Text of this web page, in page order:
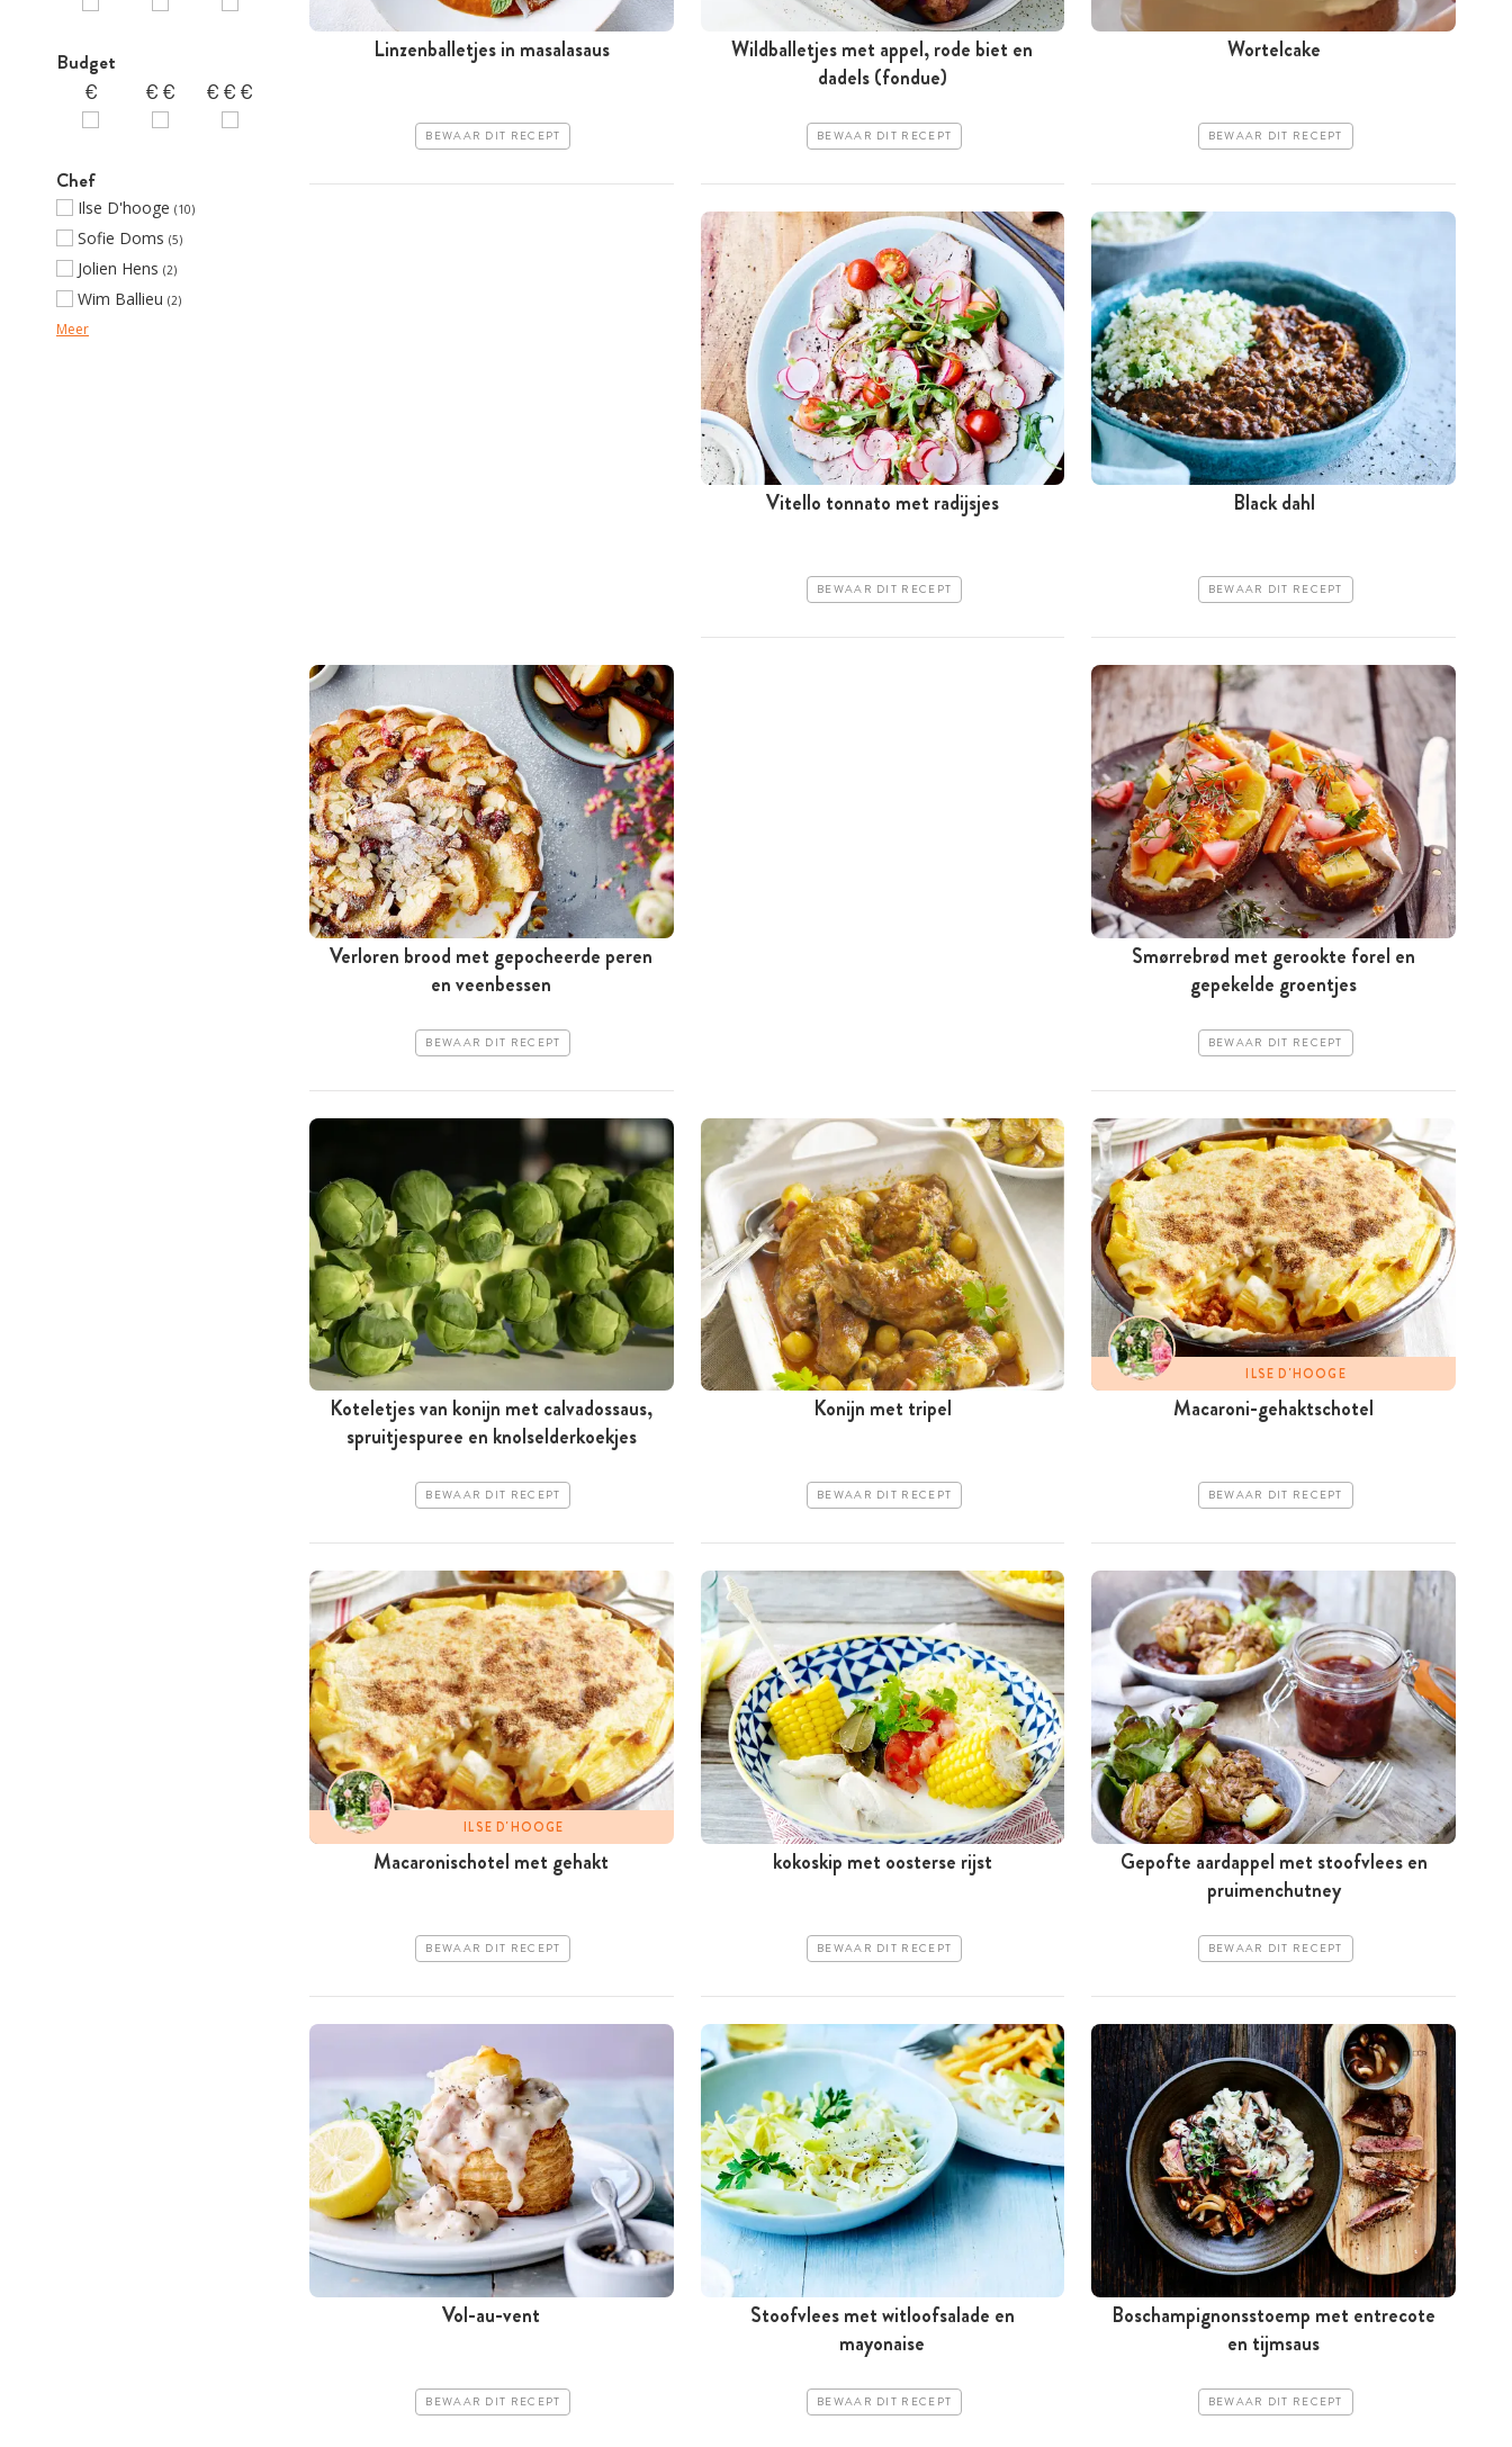
Budget
Chef
Ilse D'hooge (10)
Sofie Doms (5)
Jolien Hens (2)
Wim Ballieu (2)
Meer
Linzenballetjes in masalasaus
BEWAAR DIT RECEPT
Wildballetjes met appel, rode biet en
dadels (fondue)
BEWAAR DIT RECEPT
Wortelcake
BEWAAR DIT RECEPT
Vitello tonnato met radijsjes
BEWAAR DIT RECEPT
Black dahl
BEWAAR DIT RECEPT
Verloren brood met gepocheerde peren
en veenbessen
BEWAAR DIT RECEPT
Smørrebrød met gerookte forel en
gepekelde groentjes
BEWAAR DIT RECEPT
Koteletjes van konijn met calvadossaus,
spruitjespuree en knolselderkoekjes
BEWAAR DIT RECEPT
Konijn met tripel
BEWAAR DIT RECEPT
ILSE D'HOOGE
Macaroni-gehaktschotel
BEWAAR DIT RECEPT
ILSE D'HOOGE
Macaronischotel met gehakt
BEWAAR DIT RECEPT
kokoskip met oosterse rijst
BEWAAR DIT RECEPT
Gepofte aardappel met stoofvlees en
pruimenchutney
BEWAAR DIT RECEPT
Vol-au-vent
BEWAAR DIT RECEPT
Stoofvlees met witloofsalade en
mayonaise
BEWAAR DIT RECEPT
Boschampignonsstoemp met entrecote
en tijmsaus
BEWAAR DIT RECEPT